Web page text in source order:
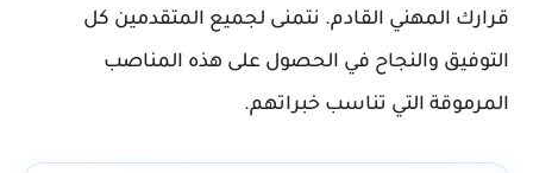
قرارك المهني القادم. نتمنى لجميع المتقدمين كل
التوفيق والنجاح في الحصول على هذه المناصب
المرموقة التي تناسب خبراتهم.